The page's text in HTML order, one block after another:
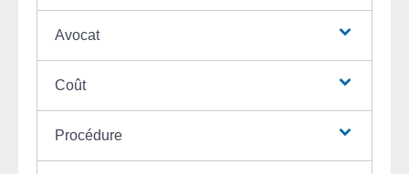
Avocat
Coût
Procédure